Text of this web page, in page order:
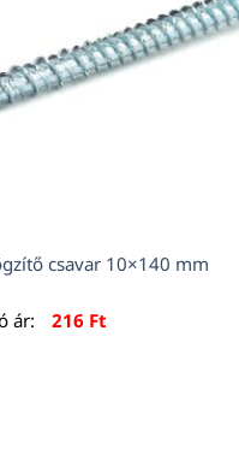
csavar 10×140 mm
ár: 216 Ft